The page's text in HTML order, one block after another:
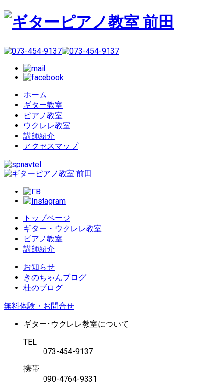
ホーム
ギター教室
ピアノ教室
ウクレレ教室
講師紹介
アクセスマップ
トップページ
ギター・ウクレレ教室
ピアノ教室
講師紹介
お知らせ
きのちゃんブログ
桂のブログ
無料体験・お問合せ
ギター･ウクレレ教室について
TEL
073-454-9137
携帯
090-4764-9331